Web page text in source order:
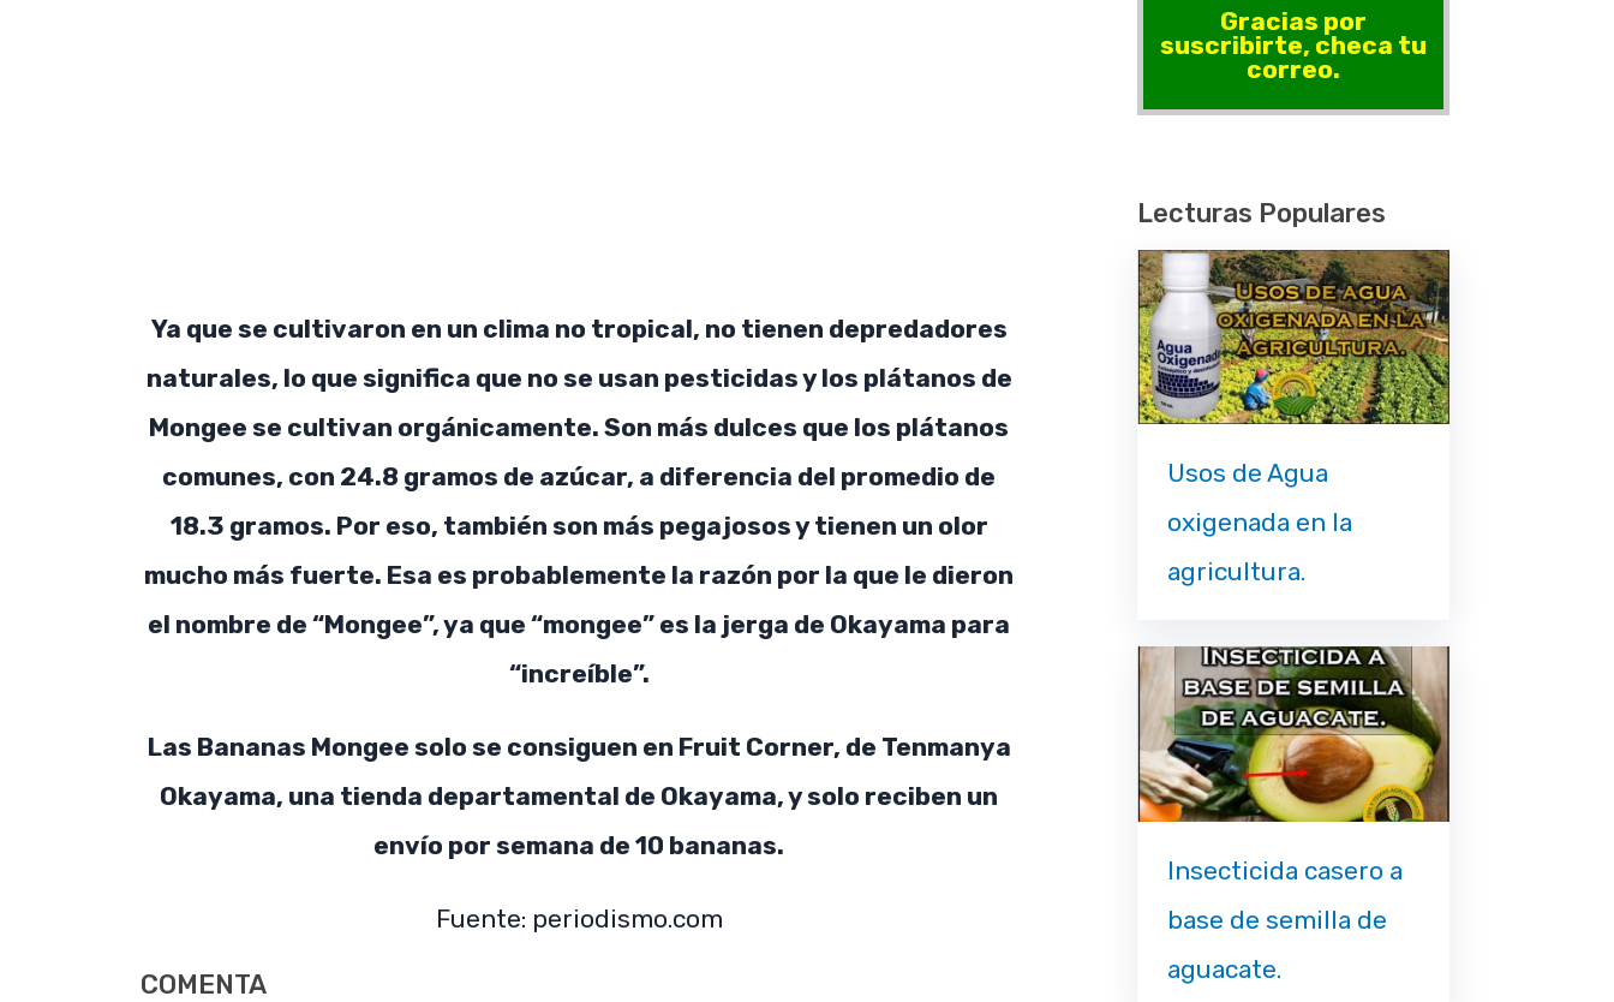
Ya que se cultivaron en un clima no tropical, no tienen depredadores
naturales, lo que significa que no se usan pesticidas y los plátanos de
Mongee se cultivan orgánicamente. Son más dulces que los plátanos
comunes, con 24.8 gramos de azúcar, a diferencia del promedio de
18.3 gramos. Por eso, también son más pegajosos y tienen un olor
mucho más fuerte. Esa es probablemente la razón por la que le dieron
el nombre de “Mongee”, ya que “mongee” es la jerga de Okayama para
“increíble”.
Las Bananas Mongee solo se consiguen en Fruit Corner, de Tenmanya
Okayama, una tienda departamental de Okayama, y solo reciben un
envío por semana de 10 bananas.
Fuente: periodismo.com
COMENTA
Gracias por
suscribirte, checa tu
correo.
Lecturas Populares
Usos de Agua
oxigenada en la
agricultura.
Insecticida casero a
base de semilla de
aguacate.